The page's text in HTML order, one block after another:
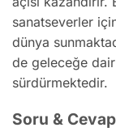
sanatseverler
dünya
de geleceğe dair
sürdürmektedir.
Soru & Cevap